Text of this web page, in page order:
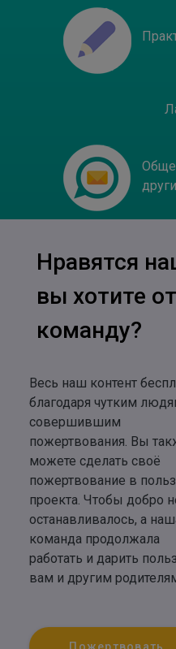
Нравятся
вы хотите
команду?
Весь наш контент
благодаря чутким
совершившим
пожертвования. Вы
можете сделать своё
пожертвование в
проекта. Чтобы добро
останавливалось, а
команда продолжала
работать и дарить
вам и другим
Пожертвовать